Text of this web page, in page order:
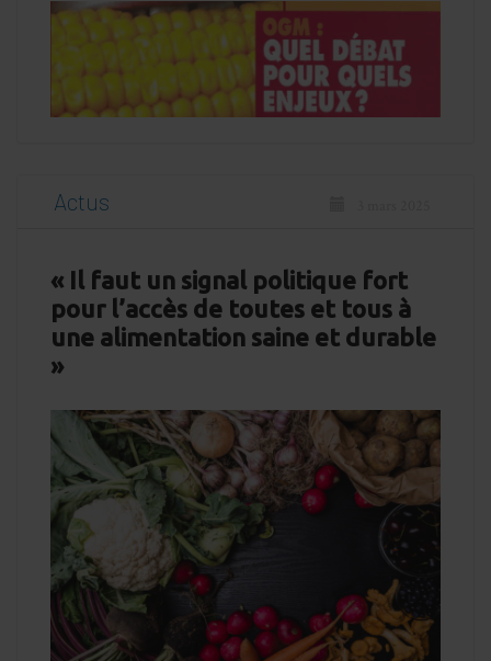
Actus
« Il faut un signal politique fort
pour l’accès de toutes et tous à
une alimentation saine et durable
»